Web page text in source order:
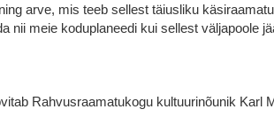
arve, mis teeb sellest täiusliku käsiraamatu
nii meie koduplaneedi kui sellest väljapoole
Rahvusraamatukogu kultuurinõunik Karl